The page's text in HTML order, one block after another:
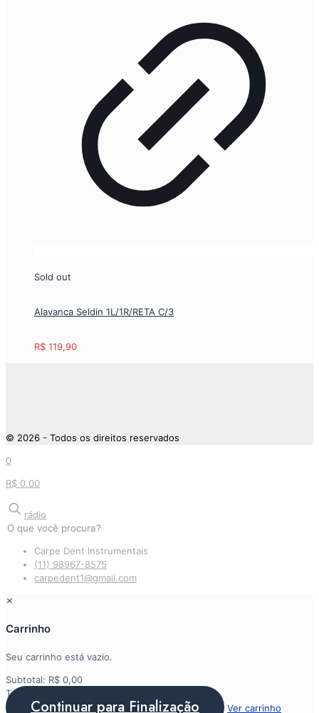
Sold out
Alavanca Seldin 1L/1R/RETA C/3
R$ 119,90
© 2026 - Todos os direitos reservados
0
R$ 0,00
rádio
Carpe Dent Instrumentais
(11) 98967-8575
carpedent1@gmail.com
✕
Carrinho
Seu carrinho está vazio.
Subtotal: R$ 0,00
Total:
Continuar para Finalização Ver carrinho